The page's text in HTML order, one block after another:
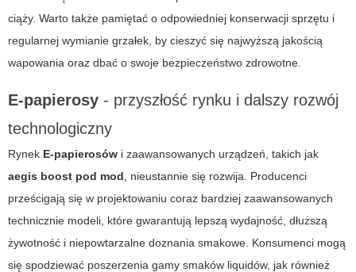
ciąży. Warto także pamiętać o odpowiedniej konserwacji sprzętu i
regularnej wymianie grzałek, by cieszyć się najwyższą jakością
wapowania oraz dbać o swoje bezpieczeństwo zdrowotne.
E-papierosy - przyszłość rynku i dalszy rozwój
technologiczny
Rynek E-papierosów i zaawansowanych urządzeń, takich jak
aegis boost pod mod , nieustannie się rozwija. Producenci
prześcigają się w projektowaniu coraz bardziej zaawansowanych
technicznie modeli, które gwarantują lepszą wydajność, dłuższą
żywotność i niepowtarzalne doznania smakowe. Konsumenci mogą
się spodziewać poszerzenia gamy smaków liquidów, jak również